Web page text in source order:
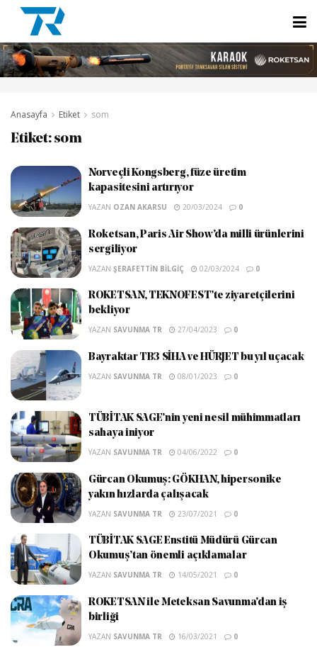
Anasayfa Etiket som
Etiket: som
Norveçli Kongsberg, füze üretim
kapasitesini artırıyor
YAZAN OZAN AKARSU 20/03/2024 0
Roketsan, Paris Air Show’da milli ürünlerini
sergiliyor
YAZAN ŞERAFETTIN BILGIÇ 02/03/2024 0
ROKETSAN, TEKNOFEST’te ziyaretçilerini
bekliyor
YAZAN SAVUNMA TR 27/04/2023 0
Bayraktar TB3 SİHA ve HÜRJET bu yıl uçacak
YAZAN SAVUNMA TR 08/01/2023 0
TÜBİTAK SAGE’nin yeni nesil mühimmatları
sahaya iniyor
YAZAN SAVUNMA TR 04/06/2022 0
Gürcan Okumuş: GÖKHAN, hipersonike
yakın hızlarda çalışacak
YAZAN SAVUNMA TR 23/07/2021 0
TÜBİTAK SAGE Enstitü Müdürü Gürcan
Okumuş’tan önemli açıklamalar
YAZAN SAVUNMA TR 14/05/2021 0
ROKETSAN ile Meteksan Savunma’dan iş
birliği
YAZAN SAVUNMA TR 16/03/2021 0